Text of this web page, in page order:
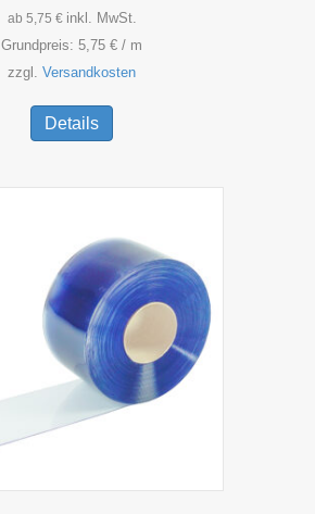
ab 5,75 € inkl. MwSt.
Grundpreis: 5,75 € / m
zzgl. Versandkosten
Details
weist
Varianten
Optionen
können
auf
der
Produktseite
gewählt
werden